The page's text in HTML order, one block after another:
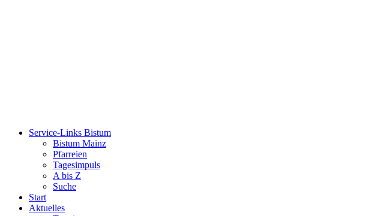
Service-Links Bistum
Bistum Mainz
Pfarreien
Tagesimpuls
A bis Z
Suche
Start
Aktuelles